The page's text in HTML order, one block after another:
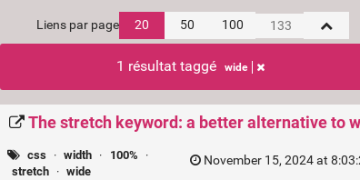
Liens par page 20 50 100
1 résultat taggé wide
The stretch keyword: a better alternative to
css · width · 100%
·
stretch · wide
November 15, 2024 at